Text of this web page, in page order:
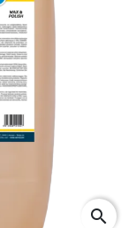
search